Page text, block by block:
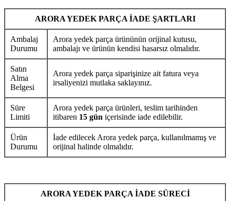
ARORA YEDEK PARÇA İADE ŞARTLARI
Ambalaj
Durumu
Arora yedek parça ürününün orijinal kutusu,
ambalajı ve ürünün kendisi hasarsız olmalıdır.
Satın
Alma
Belgesi
Arora yedek parça siparişinize ait fatura veya
irsaliyenizi mutlaka saklayınız.
Süre
Limiti
Arora yedek parça ürünleri, teslim tarihinden
itibaren 15 gün içerisinde iade edilebilir.
Ürün
Durumu
İade edilecek Arora yedek parça, kullanılmamış ve
orijinal halinde olmalıdır.
ARORA YEDEK PARÇA İADE SÜRECİ